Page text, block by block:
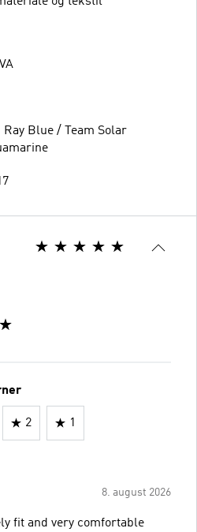
Blue / Team Solar
2 1
8. august 2026
fit and very comfortable